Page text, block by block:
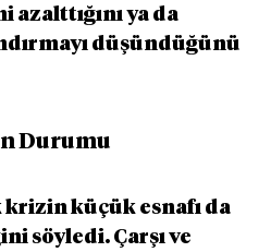
ya da
düşündüğünü
Durumu
küçük esnafı da
söyledi. Çarşı ve